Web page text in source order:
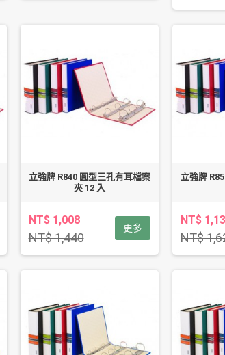
立強牌 R840 圓型三孔有耳檔案
夾 12 入
NT$ 1,008
NT$ 1,440
更多
立強牌
NT$
NT$